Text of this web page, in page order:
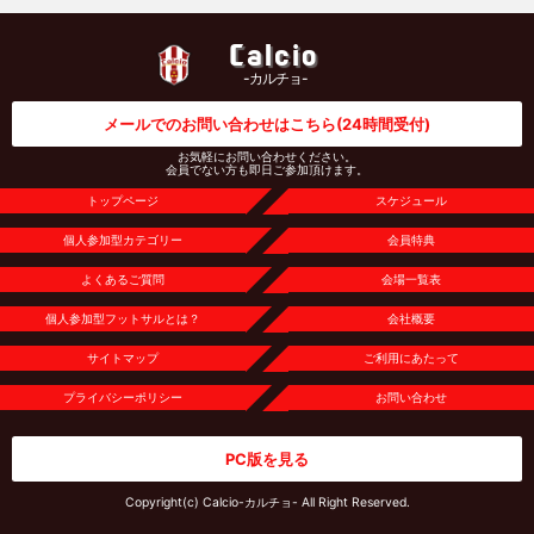
Calcio
-カルチョ-
メールでのお問い合わせはこちら(24時間受付)
お気軽にお問い合わせください。
会員でない方も即日ご参加頂けます。
トップページ スケジュール
個人参加型カテゴリー 会員特典
よくあるご質問 会場一覧表
個人参加型フットサルとは？ 会社概要
サイトマップ ご利用にあたって
プライバシーポリシー お問い合わせ
PC版を見る
Copyright(c) Calcio-カルチョ- All Right Reserved.